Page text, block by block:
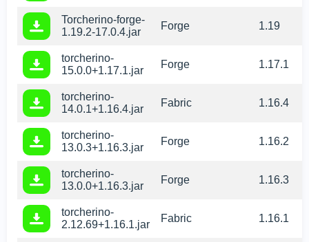
Torcherino-forge-
1.19.2-17.0.4.jar
Forge 1.19
torcherino-
15.0.0+1.17.1.jar
Forge 1.17.1
torcherino-
14.0.1+1.16.4.jar
Fabric 1.16.4
torcherino-
13.0.3+1.16.3.jar
Forge 1.16.2
torcherino-
13.0.0+1.16.3.jar
Forge 1.16.3
torcherino-
2.12.69+1.16.1.jar
Fabric 1.16.1